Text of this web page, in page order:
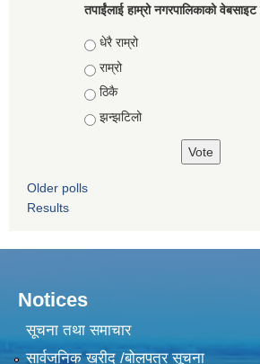
तपाईंलाई हाम्रो नगरपालिकाको
Choices
धेरै राम्रो
राम्रो
ठिकै
झन्झटिलो
Older polls
Results
Notices
सूचना तथा समाचार
सार्वजनिक खरीद /बोलपत्र सूचना